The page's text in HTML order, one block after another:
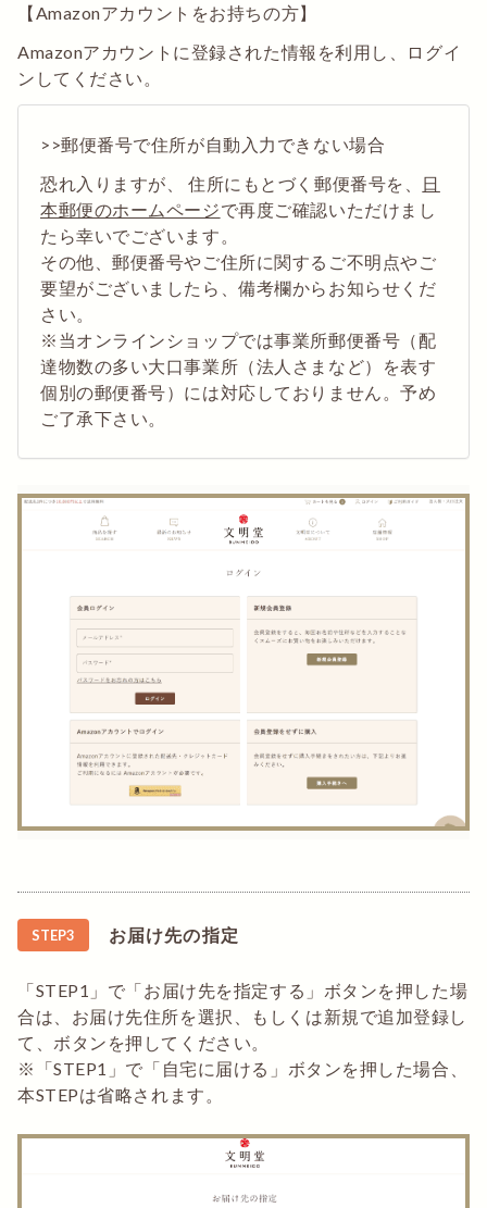
【Amazonアカウントをお持ちの方】
Amazonアカウントに登録された情報を利用し、ログイ
ンしてください。
>>郵便番号で住所が自動入力できない場合
恐れ入りますが、 住所にもとづく郵便番号を、 日
本郵便のホームページで再度ご確認いただけまし
たら幸いでございます。
その他、郵便番号やご住所に関するご不明点やご
要望がございましたら、備考欄からお知らせくだ
さい。
※当オンラインショップでは事業所郵便番号（配
達物数の多い大口事業所（法人さまなど）を表す
個別の郵便番号）には対応しておりません。予め
ご了承下さい。
STEP3 お届け先の指定
「STEP1」で「お届け先を指定する」ボタンを押した場
合は、お届け先住所を選択、もしくは新規で追加登録し
て、ボタンを押してください。
※「STEP1」で「自宅に届ける」ボタンを押した場合、
本STEPは省略されます。